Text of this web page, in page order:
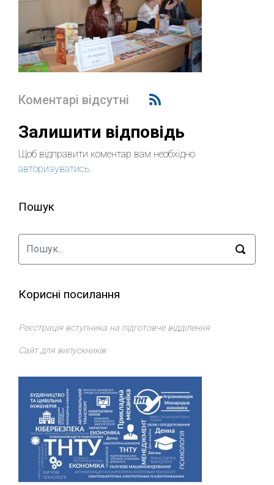
Коментарі відсутні
Залишити відповідь
Щоб відправити коментар вам необхідно
авторизуватись.
Пошук
Корисні посилання
Реєстрація вступника на підготовче відділення
Сайт для випускників